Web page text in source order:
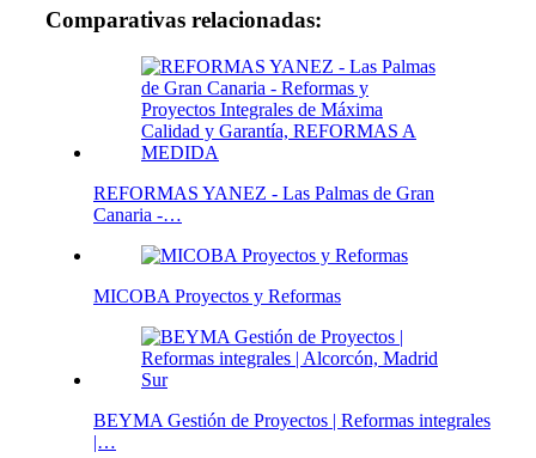
Comparativas relacionadas:
REFORMAS YANEZ - Las Palmas de Gran
Canaria -…
MICOBA Proyectos y Reformas
BEYMA Gestión de Proyectos | Reformas integrales
|…